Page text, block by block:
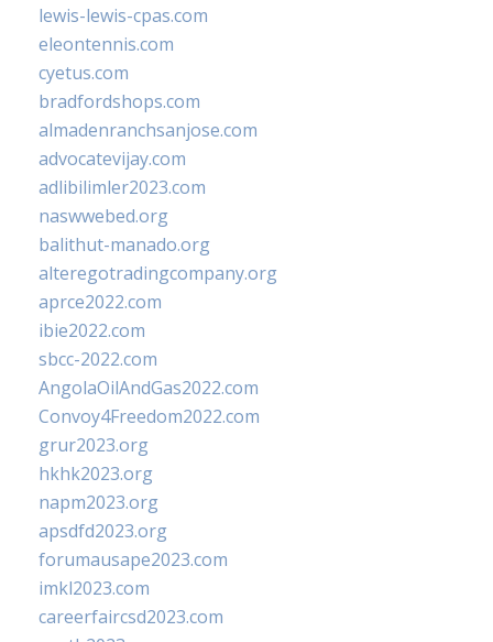
lewis-lewis-cpas.com
eleontennis.com
cyetus.com
bradfordshops.com
almadenranchsanjose.com
advocatevijay.com
adlibilimler2023.com
naswwebed.org
balithut-manado.org
alteregotradingcompany.org
aprce2022.com
ibie2022.com
sbcc-2022.com
AngolaOilAndGas2022.com
Convoy4Freedom2022.com
grur2023.org
hkhk2023.org
napm2023.org
apsdfd2023.org
forumausape2023.com
imkl2023.com
careerfaircsd2023.com